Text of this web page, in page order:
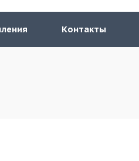
Контакты